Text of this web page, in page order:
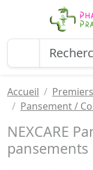
Accueil
Pansement /
NEXCARE
pansements